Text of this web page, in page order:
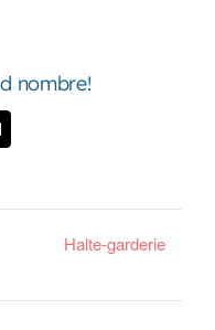
nombre!
Halte-garderie